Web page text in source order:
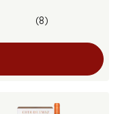
(8)